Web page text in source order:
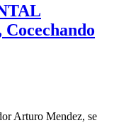
Arturo Mendez, se